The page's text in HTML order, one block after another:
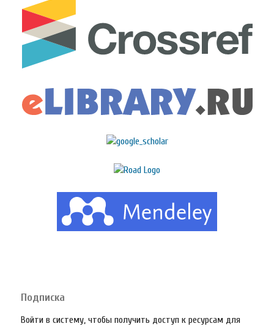
Подписка
Войти в систему, чтобы получить доступ к ресурсам для